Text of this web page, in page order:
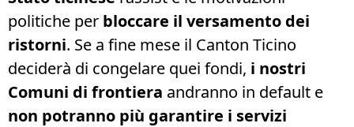
politiche per bloccare il versamento dei
ristorni. Se a fine mese il Canton Ticino
deciderà di congelare quei fondi, i nostri
Comuni di frontiera andranno in default e
non potranno più garantire i servizi